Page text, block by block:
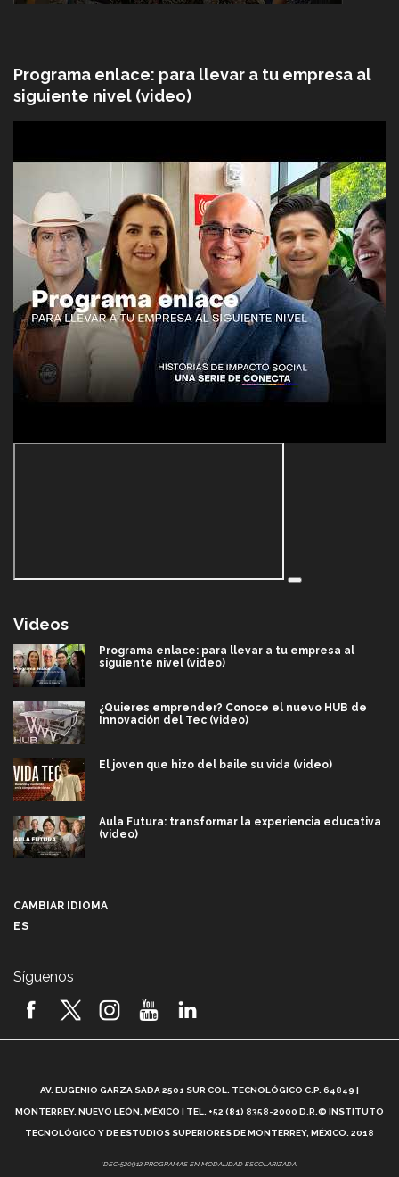
Programa enlace: para llevar a tu empresa al
siguiente nivel (video)
Videos
Programa enlace: para llevar a tu empresa al
siguiente nivel (video)
¿Quieres emprender? Conoce el nuevo HUB de
Innovación del Tec (video)
El joven que hizo del baile su vida (video)
Aula Futura: transformar la experiencia educativa
(video)
2026! (video)
¿Cómo es el Modelo Educativo Tec? (video)
Vida Tec: Feminismo e Inteligencia Artificial, Paola
CAMBIAR IDIOMA
ES
Síguenos
AV. EUGENIO GARZA SADA 2501 SUR COL. TECNOLÓGICO C.P. 64849 |
MONTERREY, NUEVO LEÓN, MÉXICO | TEL. +52 (81) 8358-2000 D.R.© INSTITUTO
TECNOLÓGICO Y DE ESTUDIOS SUPERIORES DE MONTERREY, MÉXICO. 2018
*DEC-520912 PROGRAMAS EN MODALIDAD ESCOLARIZADA.